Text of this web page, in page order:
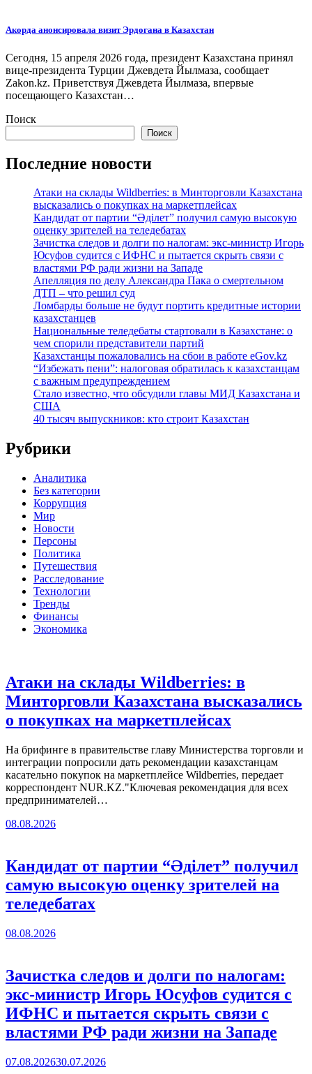
Акорда анонсировала визит Эрдогана в Казахстан
Сегодня, 15 апреля 2026 года, президент Казахстана принял
вице-президента Турции Джевдета Йылмаза, сообщает
Zakon.kz. Приветствуя Джевдета Йылмаза, впервые
посещающего Казахстан…
Поиск
Поиск
Последние новости
Атаки на склады Wildberries: в Минторговли Казахстана
высказались о покупках на маркетплейсах
Кандидат от партии “Әділет” получил самую высокую
оценку зрителей на теледебатах
Зачистка следов и долги по налогам: экс-министр Игорь
Юсуфов судится с ИФНС и пытается скрыть связи с
властями РФ ради жизни на Западе
Апелляция по делу Александра Пака о смертельном
ДТП – что решил суд
Ломбарды больше не будут портить кредитные истории
казахстанцев
Национальные теледебаты стартовали в Казахстане: о
чем спорили представители партий
Казахстанцы пожаловались на сбои в работе eGov.kz
“Избежать пени”: налоговая обратилась к казахстанцам
с важным предупреждением
Стало известно, что обсудили главы МИД Казахстана и
США
40 тысяч выпускников: кто строит Казахстан
Рубрики
Аналитика
Без категории
Коррупция
Мир
Новости
Персоны
Политика
Путешествия
Расследование
Технологии
Тренды
Финансы
Экономика
Атаки на склады Wildberries: в
Минторговли Казахстана высказались
о покупках на маркетплейсах
На брифинге в правительстве главу Министерства торговли и
интеграции попросили дать рекомендации казахстанцам
касательно покупок на маркетплейсе Wildberries, передает
корреспондент NUR.KZ."Ключевая рекомендация для всех
предпринимателей…
08.08.2026
Кандидат от партии “Әділет” получил
самую высокую оценку зрителей на
теледебатах
08.08.2026
Зачистка следов и долги по налогам:
экс-министр Игорь Юсуфов судится с
ИФНС и пытается скрыть связи с
властями РФ ради жизни на Западе
07.08.202630.07.2026